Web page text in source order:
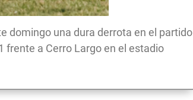
domingo una dura derrota en el partido
frente a Cerro Largo en el estadio